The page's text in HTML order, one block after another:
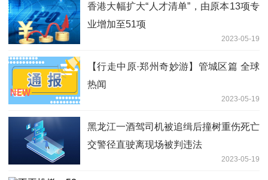
香港大幅扩大“人才清单”，由原本13项专
业增加至51项
2023-05-19
【行走中原·郑州奇妙游】管城区篇 全球
热闻
2023-05-19
黑龙江一酒驾司机被追缉后撞树重伤死亡
交警径直驶离现场被判违法
2023-05-19